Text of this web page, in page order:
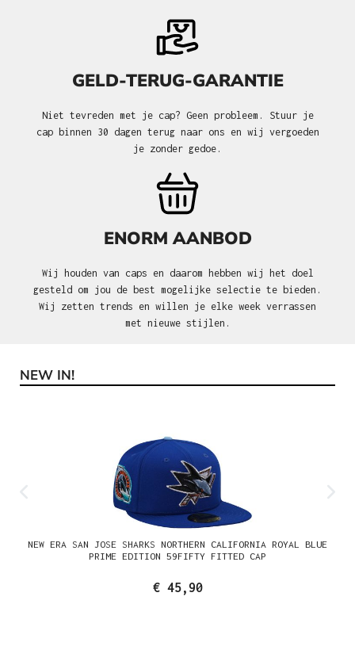
GELD-TERUG-GARANTIE
Niet tevreden met je cap? Geen probleem. Stuur je
cap binnen 30 dagen terug naar ons en wij vergoeden
je zonder gedoe.
ENORM AANBOD
Wij houden van caps en daarom hebben wij het doel
gesteld om jou de best mogelijke selectie te bieden.
Wij zetten trends en willen je elke week verrassen
met nieuwe stijlen.
Productgalerij overslaan
NEW IN!
NEW ERA SAN JOSE SHARKS NORTHERN CALIFORNIA ROYAL BLUE
PRIME EDITION 59FIFTY FITTED CAP
€ 45,90